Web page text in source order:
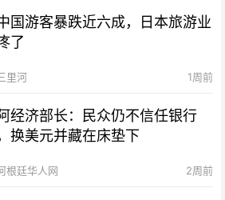
国游客暴跌近六成，日本旅游业
了
里河 1周前
经济部长：民众仍不信任银行
换美元并藏在床垫下
根廷华人网 2周前